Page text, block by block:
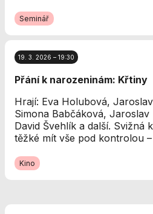
Seminář
19. 3. 2026 – 19:30
Přání k narozeninám: Křtiny
Hrají: Eva Holubová,
Simona Babčáková,
David Švehlík a další. Svižná
těžké mít vše pod kontrolou
Kino